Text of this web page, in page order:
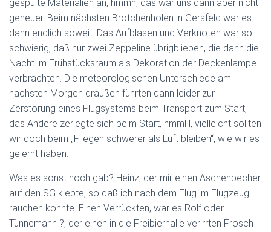
gespülte Materialien an, hmmh, das war uns dann aber nicht
geheuer. Beim nächsten Brötchenholen in Gersfeld war es
dann endlich soweit: Das Aufblasen und Verknoten war so
schwierig, daß nur zwei Zeppeline übrigblieben, die dann die
Nacht im Frühstücksraum als Dekoration der Deckenlampe
verbrachten. Die meteorologischen Unterschiede am
nächsten Morgen draußen führten dann leider zur
Zerstörung eines Flugsystems beim Transport zum Start,
das Andere zerlegte sich beim Start, hmmH, vielleicht sollten
wir doch beim „Fliegen schwerer als Luft bleiben“, wie wir es
gelernt haben.
Was es sonst noch gab? Heinz, der mir einen Aschenbecher
auf den SG klebte, so daß ich nach dem Flug im Flugzeug
rauchen konnte. Einen Verrückten, war es Rolf oder
Tünnemann ?, der einen in die Freibierhalle verirrten Frosch